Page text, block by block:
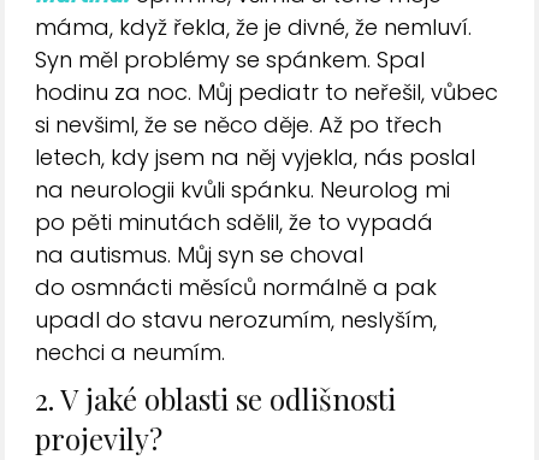
máma, když řekla, že je divné, že nemluví.
Syn měl problémy se spánkem. Spal
hodinu za noc. Můj pediatr to neřešil, vůbec
si nevšiml, že se něco děje. Až po třech
letech, kdy jsem na něj vyjekla, nás poslal
na neurologii kvůli spánku. Neurolog mi
po pěti minutách sdělil, že to vypadá
na autismus. Můj syn se choval
do osmnácti měsíců normálně a pak
upadl do stavu nerozumím, neslyším,
nechci a neumím.
2. V jaké oblasti se odlišnosti
projevily?